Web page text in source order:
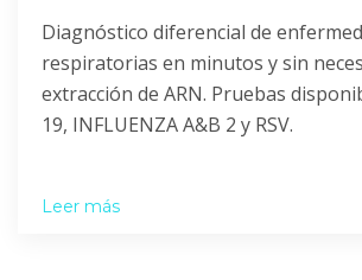
Diagnóstico diferencial de
respiratorias en minutos y sin
extracción de ARN. Pruebas
19, INFLUENZA A&B 2 y RSV.
Leer más